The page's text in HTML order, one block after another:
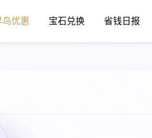
鸟优惠 宝石兑换 省钱日报